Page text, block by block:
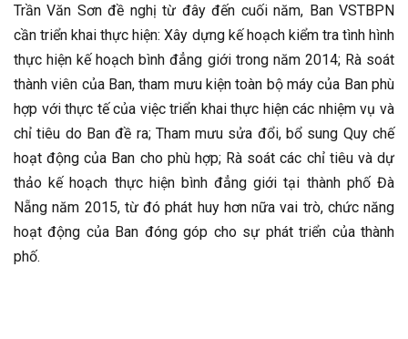
Trần Văn Sơn đề nghị từ đây đến cuối năm, Ban VSTBPN
cần triển khai thực hiện: Xây dựng kế hoạch kiểm tra tình hình
thực hiện kế hoạch bình đẳng giới trong năm 2014; Rà soát
thành viên của Ban, tham mưu kiện toàn bộ máy của Ban phù
hợp với thực tế của việc triển khai thực hiện các nhiệm vụ và
chỉ tiêu do Ban đề ra; Tham mưu sửa đổi, bổ sung Quy chế
hoạt động của Ban cho phù hợp; Rà soát các chỉ tiêu và dự
thảo kế hoạch thực hiện bình đẳng giới tại thành phố Đà
Nẵng năm 2015, từ đó phát huy hơn nữa vai trò, chức năng
hoạt động của Ban đóng góp cho sự phát triển của thành
phố.